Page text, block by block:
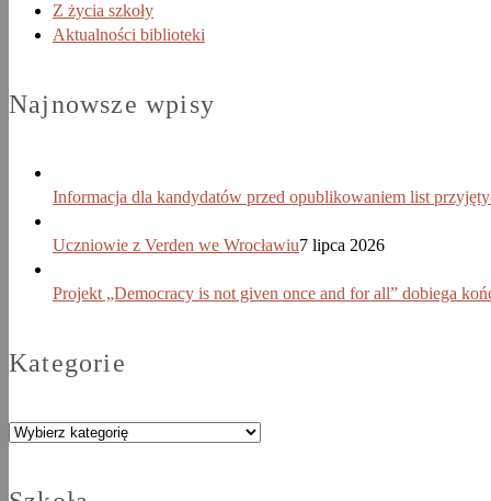
Z życia szkoły
Aktualności biblioteki
Najnowsze wpisy
Informacja dla kandydatów przed opublikowaniem list
Uczniowie z Verden we Wrocławiu7 lipca 2026
Projekt „Democracy is not given once and for all” dobiega
Kategorie
Kategorie